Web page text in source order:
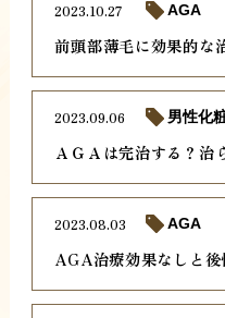
前頭部薄毛に効果的な
2023.10.27 AGA
ＡＧＡは完治する？治
2023.09.06 男性化
AGA治療効果なしと後
2023.08.03 AGA